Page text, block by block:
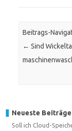
Beitrags-
← Sind
Neueste Beiträge
Soll ich Cloud-